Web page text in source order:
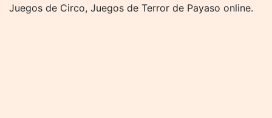
Juegos de Circo, Juegos de Terror de Payaso online.